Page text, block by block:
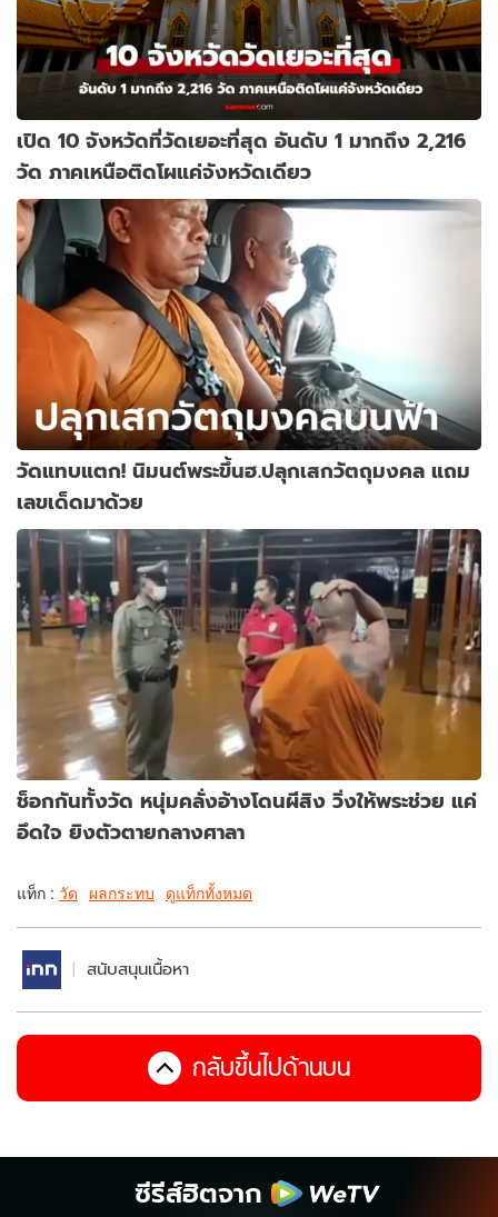
เปิด 10 จังหวัดที่วัดเยอะที่สุด อันดับ 1 มากถึง 2,216
วัด ภาคเหนือติดโผแค่จังหวัดเดียว
วัดแทบแตก! นิมนต์พระขึ้นฮ.ปลุกเสกวัตถุมงคล แถม
เลขเด็ดมาด้วย
ช็อกกันทั้งวัด หนุ่มคลั่งอ้างโดนผีสิง วิ่งให้พระช่วย แค่
อึดใจ ยิงตัวตายกลางศาลา
แท็ก : วัด ผลกระทบ ดูแท็กทั้งหมด
สนับสนุนเนื้อหา
กลับขึ้นไปด้านบน
ซีรีส์ฮิตจาก